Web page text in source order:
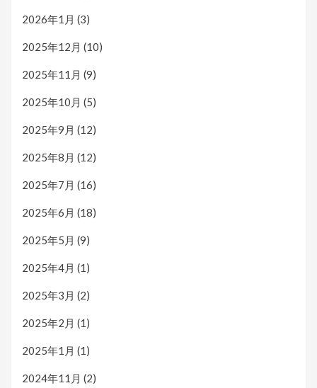
2026年1月 (3)
2025年12月 (10)
2025年11月 (9)
2025年10月 (5)
2025年9月 (12)
2025年8月 (12)
2025年7月 (16)
2025年6月 (18)
2025年5月 (9)
2025年4月 (1)
2025年3月 (2)
2025年2月 (1)
2025年1月 (1)
2024年11月 (2)